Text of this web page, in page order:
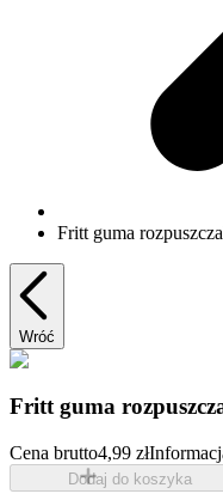
Fritt guma
Wróć
Fritt guma
Cena brutto4,99 zł
Dodaj do koszyka